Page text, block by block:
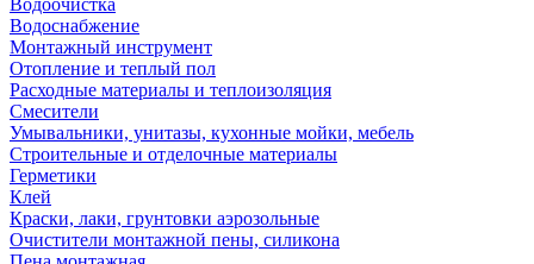
Водоочистка
Водоснабжение
Монтажный инструмент
Отопление и теплый пол
Расходные материалы и теплоизоляция
Смесители
Умывальники, унитазы, кухонные мойки, мебель
Строительные и отделочные материалы
Герметики
Клей
Краски, лаки, грунтовки аэрозольные
Очистители монтажной пены, силикона